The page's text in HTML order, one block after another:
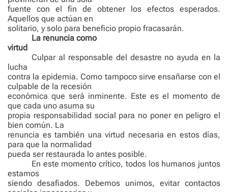
fuente con el fin de obtener los efectos esperados.
Aquellos que actúan en
solitario, y solo para beneficio propio fracasarán.
La renuncia como
virtud
Culpar al responsable del desastre no ayuda en la
lucha
contra la epidemia. Como tampoco sirve ensañarse con el
culpable de la recesión
económica que será inminente. Este es el momento de
que cada uno asuma su
propia responsabilidad social para no poner en peligro el
bien común. La
renuncia es también una virtud necesaria en estos días,
para que la normalidad
pueda ser restaurada lo antes posible.
En este momento crítico, todos los humanos juntos
estamos
siendo desafiados. Debemos unirnos, evitar contactos